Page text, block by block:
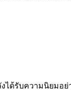
ได้รับความนิยมอย่